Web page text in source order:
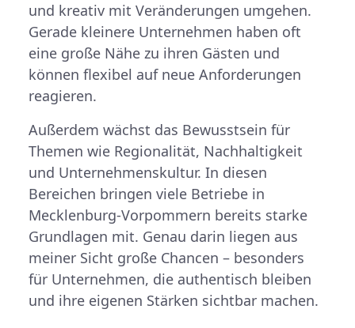
und kreativ mit Veränderungen umgehen.
Gerade kleinere Unternehmen haben oft
eine große Nähe zu ihren Gästen und
können flexibel auf neue Anforderungen
reagieren.
Außerdem wächst das Bewusstsein für
Themen wie Regionalität, Nachhaltigkeit
und Unternehmenskultur. In diesen
Bereichen bringen viele Betriebe in
Mecklenburg-Vorpommern bereits starke
Grundlagen mit. Genau darin liegen aus
meiner Sicht große Chancen – besonders
für Unternehmen, die authentisch bleiben
und ihre eigenen Stärken sichtbar machen.